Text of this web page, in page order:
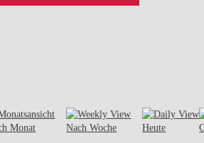
Monat Nach Woche Heute